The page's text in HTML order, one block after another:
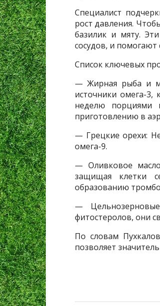
Специалист
рост давления.
базилик и мяту.
сосудов, и помогают
Список ключевых
— Жирная рыба и
источники омега-3,
неделю порциями
приготовлению в
— Грецкие орехи:
омега-9.
— Оливковое
защищая клетки
образованию
—
фитостеролов, они
По словам
позволяет